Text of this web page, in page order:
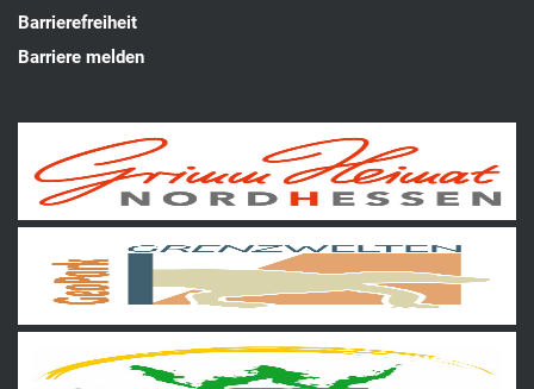
Barrierefreiheit
Barriere melden